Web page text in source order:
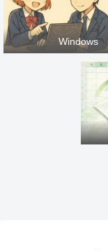
Windows